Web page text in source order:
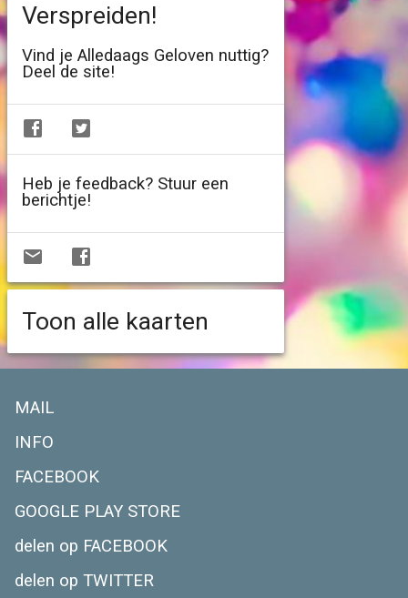
Verspreiden!
Vind je Alledaags Geloven nuttig?
Deel de site!
Heb je feedback? Stuur een
berichtje!
Toon alle kaarten
MAIL
INFO
FACEBOOK
GOOGLE PLAY STORE
delen op FACEBOOK
delen op TWITTER